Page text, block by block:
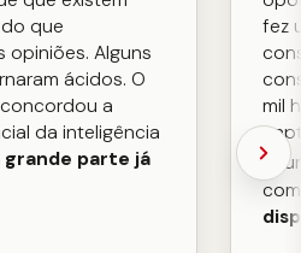
que
opiniões. Alguns
ácidos. O
a
da inteligência
grande parte já
fez
mil